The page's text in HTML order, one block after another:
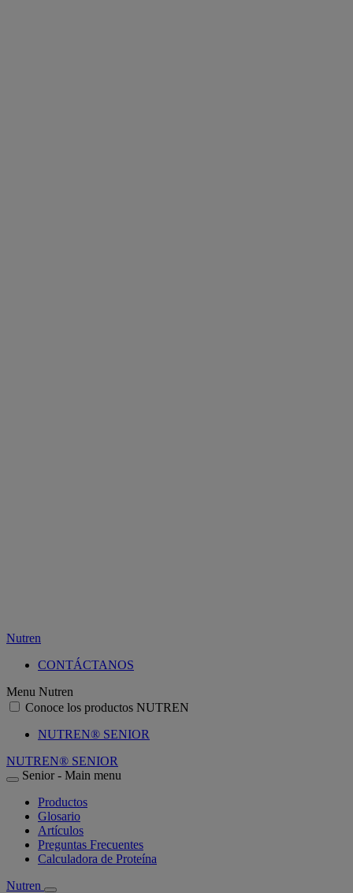
Nutren
CONTÁCTANOS
Menu Nutren
Conoce los productos NUTREN
NUTREN® SENIOR
NUTREN® SENIOR
Senior - Main menu
Productos
Glosario
Artículos
Preguntas Frecuentes
Calculadora de Proteína
Nutren